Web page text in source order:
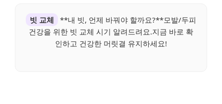
빗 교체
**내 빗, 언제 바꿔야 할까요?**모발/두피
건강을 위한 빗 교체 시기 알려드려요.지금 바로 확
인하고 건강한 머릿결 유지하세요!